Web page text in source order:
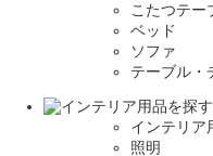
こたつテー
ベッド
ソファ
テーブル・
インテリア
照明